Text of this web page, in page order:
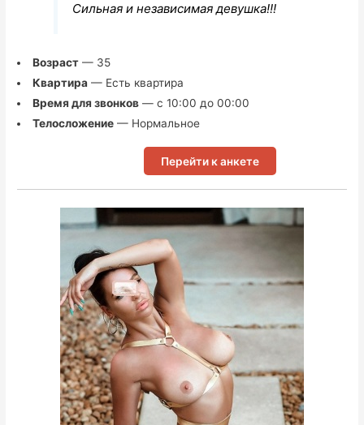
Сильная и независимая девушка!!!
Возраст— 35
Квартира— Есть квартира
Время для звонков— с 10:00 до 00:00
Телосложение— Нормальное
Перейти к анкете